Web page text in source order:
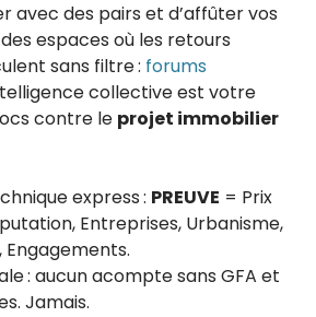
avec des pairs et d’affûter vos
espaces où les retours
sans filtre : forums
collective est votre
contre le projet immobilier
express : PREUVE = Prix
Entreprises, Urbanisme,
Engagements.
: aucun acompte sans GFA et
Jamais.